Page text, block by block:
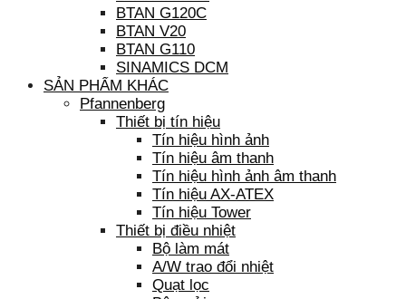
BTAN G120C
BTAN V20
BTAN G110
SINAMICS DCM
SẢN PHẨM KHÁC
Pfannenberg
Thiết bị tín hiệu
Tín hiệu hình ảnh
Tín hiệu âm thanh
Tín hiệu hình ảnh âm thanh
Tín hiệu AX-ATEX
Tín hiệu Tower
Thiết bị điều nhiệt
Bộ làm mát
A/W trao đổi nhiệt
Quạt lọc